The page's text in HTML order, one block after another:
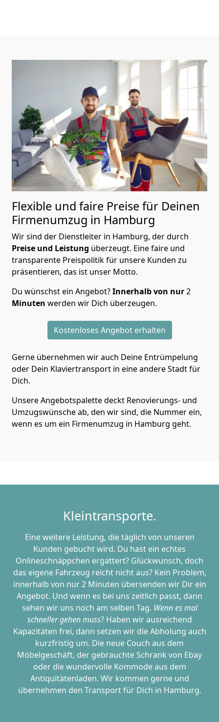
Flexible und faire Preise für Deinen
Firmenumzug in Hamburg
Wir sind der Dienstleiter in Hamburg, der durch
Preise und Leistung überzeugt. Eine faire und
transparente Preispolitik für unsere Kunden zu
präsentieren, das ist unser Motto.
Du wünschst ein Angebot?Innerhalb von nur2
Minuten werden wir Dich überzeugen.
Kostenloses Angebot erhalten
Gerne übernehmen wir auch Deine Entrümpelung
oder Dein Klaviertransport in eine andere Stadt für
Dich.
Unsere Angebotspalette deckt Renovierungs- und
Umzugswünsche ab, den wir sind, die Nummer ein,
wenn es um ein Firmenumzug in Hamburg geht.
Kleintransporte.
Eine weitere Leistung, die täglich von unseren
Kunden gebucht wird. Du hast ein echtes
Onlineschnäppchen ergattert? Glückwunsch, doch
das eigene Fahrzeug reicht nicht aus? Kein Problem,
innerhalb von nur 2 Minuten übersenden wir Dir ein
Angebot. Und wenn es bei uns zeitlich passt, dann
sehen wir uns noch am selben Tag. Wenn es mal
schneller gehen muss? Haben wir ausreichend
Kapazitäten frei, dann setzen wir die Abholung auch
kurzfristig um. Die neue Couch aus dem
Möbelgeschäft, der gebrauchte Schrank von Ebay
oder die wundervolle Kommode aus dem
Antiquitätenladen. Wir kommen gerne und
übernehmen den Transport für Dich in Hamburg.